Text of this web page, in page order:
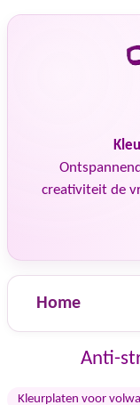
creativiteit de
Home
Anti-
Kleurplaten voor